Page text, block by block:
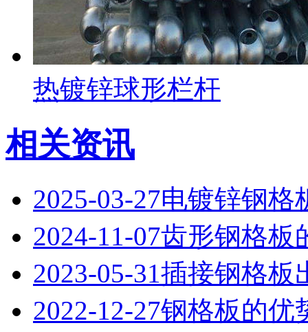
热镀锌球形栏杆
相关资讯
2025-03-27电镀锌钢格
2024-11-07齿形钢格板
2023-05-31插接钢格板
2022-12-27钢格板的优